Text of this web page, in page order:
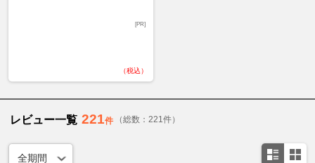
[PR]
（税込）
レビュー一覧 221件 （総数：221件）